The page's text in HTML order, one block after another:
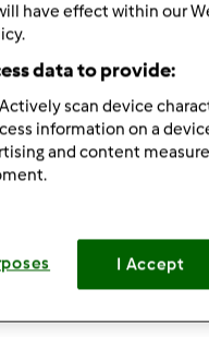
(di alla ricerca di
ora è al
have effect within our
data to provide:
scan device
information on a
and content
I Accept